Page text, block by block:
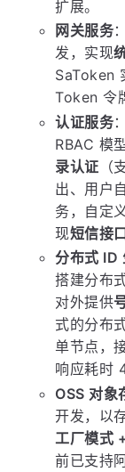
扩展。
网关服务
发，实现
SaToken
Token 令
认证服务
RBAC 模
录认证
出、用户
务，自定
现短信接
分布式 ID
搭建分布
对外提供
式的分布
单节点，
响应耗时
OSS 对象
开发，以
工厂模式
前已支持